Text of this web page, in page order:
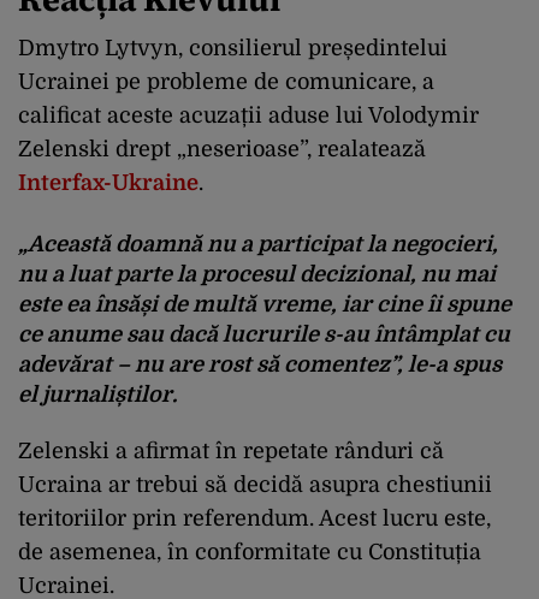
Dmytro Lytvyn, consilierul președintelui
Ucrainei pe probleme de comunicare, a
calificat aceste acuzații aduse lui Volodymir
Zelenski drept „neserioase”, realatează
Interfax-Ukraine.
„Această doamnă nu a participat la negocieri,
nu a luat parte la procesul decizional, nu mai
este ea însăși de multă vreme, iar cine îi spune
ce anume sau dacă lucrurile s-au întâmplat cu
adevărat – nu are rost să comentez”, le-a spus
el jurnaliștilor.
Zelenski a afirmat în repetate rânduri că
Ucraina ar trebui să decidă asupra chestiunii
teritoriilor prin referendum. Acest lucru este,
de asemenea, în conformitate cu Constituția
Ucrainei.